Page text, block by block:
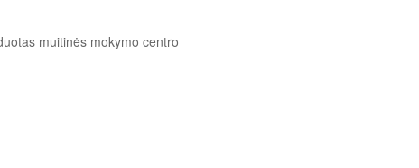
muitinės mokymo centro